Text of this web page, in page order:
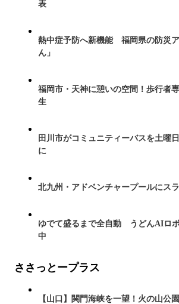
表
熱中症予防へ新機能 福岡県の防災ア
ん」
福岡市・天神に憩いの空間！歩行者
生
田川市がコミュニティーバスを土曜
に
北九州・アドベンチャープールにス
ゆでて盛るまで全自動 うどんAIロ
中
ささっとープラス
【山口】関門海峡を一望！火の山公